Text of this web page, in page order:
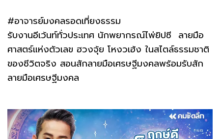
#อาจารย์มงคลรอดเที่ยงธรรม
รับงานอีเว้นท์ทั่วประเทศ นักพยากรณ์ไพ่ยิปซี ลายมือ
ศาสตร์แห่งตัวเลข ฮวงจุ้ย โหงวเฮ้ง ในสไตล์ธรรมชาติ
ของชีวิตจริง สอนสักลายมือเศรษฐีมงคลพร้อมรับสัก
ลายมือเศรษฐีมงคล